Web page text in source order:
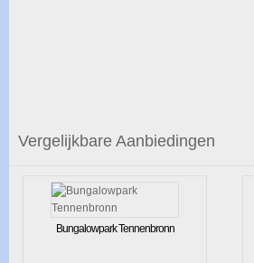
Vergelijkbare Aanbiedingen
Bungalowpark Tennenbronn